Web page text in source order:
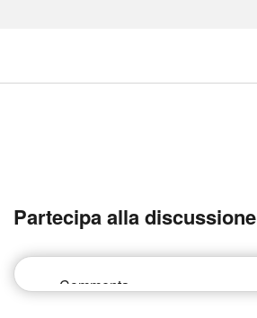
Partecipa alla discussione